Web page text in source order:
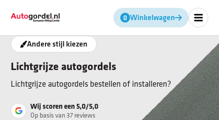
Winkelwagen
Geen producten in de
Andere stijl kiezen
Lichtgrijze autogordels
Lichtgrijze autogordels bestellen of installeren?
Wij scoren een 5,0/5,0
Op basis van 37 reviews